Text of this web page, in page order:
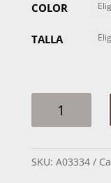
COLOR
TALLA
CUADRA
CANTIDAD
SKU: A03334